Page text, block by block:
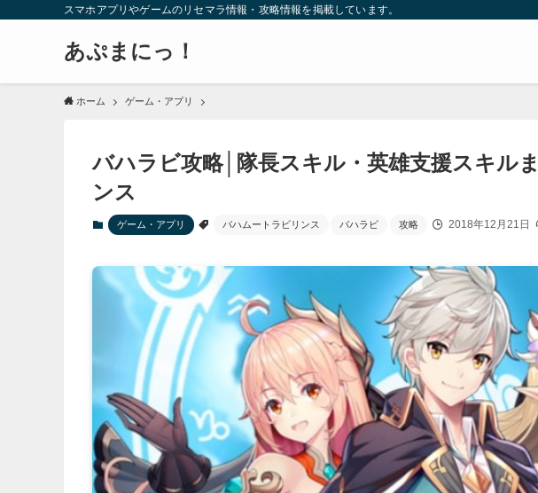
スマホアプリやゲームのリセマラ情報・攻略情報を掲載しています。
あぷまにっ！
ホーム ゲーム・アプリ
バハラビ攻略│隊長スキル・英雄支援スキル
ンス
ゲーム・アプリ バハムートラビリンス バハラビ 攻略 2018年12月21日